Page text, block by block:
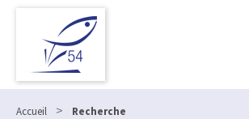
Accueil > Recherche